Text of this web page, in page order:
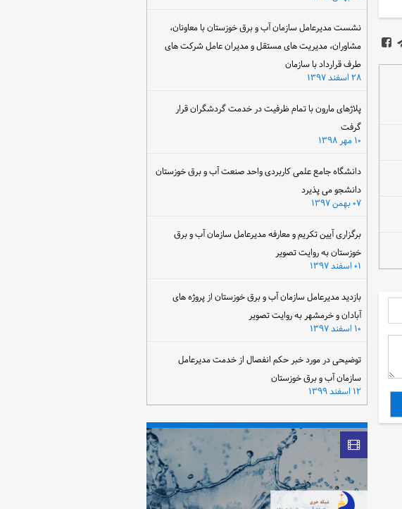
نشست مدیرعامل سازمان آب و برق خوزستان با معاونان،
مشاوران، مدیریت های مستقل و مدیران عامل شرکت های
طرف قرارداد با سازمان
۲۸ اسفند ۱۳۹۷
پلاژهای مارون با تمام ظرفیت در خدمت گردشگران قرار
گرفت
۱۰ مهر ۱۳۹۸
دانشگاه جامع علمی کاربردی واحد صنعت آب و برق خوزستان
دانشجو می پذیرد
۰۷ بهمن ۱۳۹۷
برگزاری آیین تکریم و معارفه مدیرعامل سازمان آب و برق
خوزستان به روایت تصویر
۰۱ اسفند ۱۳۹۷
بازدید مدیرعامل سازمان آب و برق خوزستان از پروژه های
آبادان و خرمشهر به روایت تصویر
۱۰ اسفند ۱۳۹۷
توضیحی در مورد خبر حکم انفصال از خدمت مدیرعامل
سازمان آب و برق خوزستان
۱۲ اسفند ۱۳۹۹